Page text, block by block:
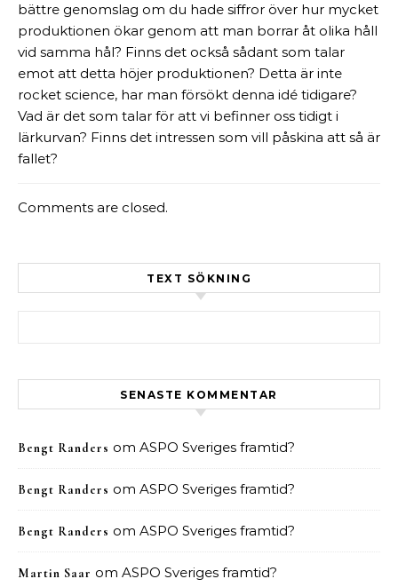
bättre genomslag om du hade siffror över hur mycket
produktionen ökar genom att man borrar åt olika håll
vid samma hål? Finns det också sådant som talar
emot att detta höjer produktionen? Detta är inte
rocket science, har man försökt denna idé tidigare?
Vad är det som talar för att vi befinner oss tidigt i
lärkurvan? Finns det intressen som vill påskina att så är
fallet?
Comments are closed.
TEXT SÖKNING
SENASTE KOMMENTAR
Bengt Randers om ASPO Sveriges framtid?
Bengt Randers om ASPO Sveriges framtid?
Bengt Randers om ASPO Sveriges framtid?
Martin Saar om ASPO Sveriges framtid?